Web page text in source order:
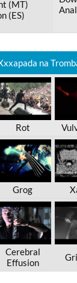
(MT)
(ES)
na
Rot
Grog
Cerebral
Effusion